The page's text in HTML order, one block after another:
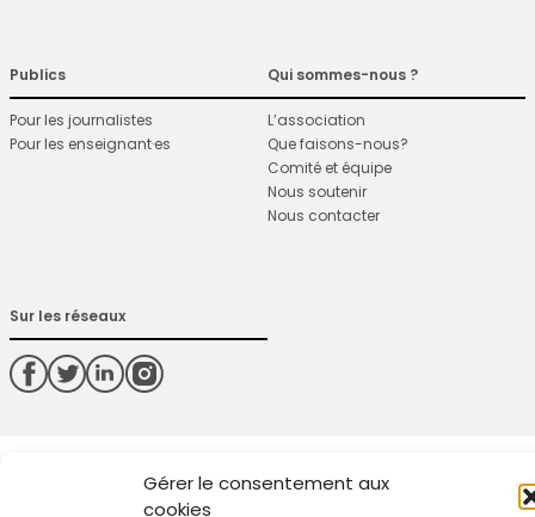
Gérer le consentement aux
cookies
Publics
Pour les journalistes
Pour les enseignant·es
Qui sommes-nous ?
L’association
Que faisons-nous?
Comité et équipe
Nous soutenir
Nous contacter
Sur les réseaux